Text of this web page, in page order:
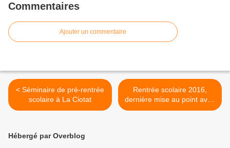
Commentaires
Ajouter un commentaire
< Séminaire de pré-rentrée
scolaire à La Ciotat
Rentrée scolaire 2016,
dernière mise au point avec
la direction pédagogique >
Hébergé par Overblog